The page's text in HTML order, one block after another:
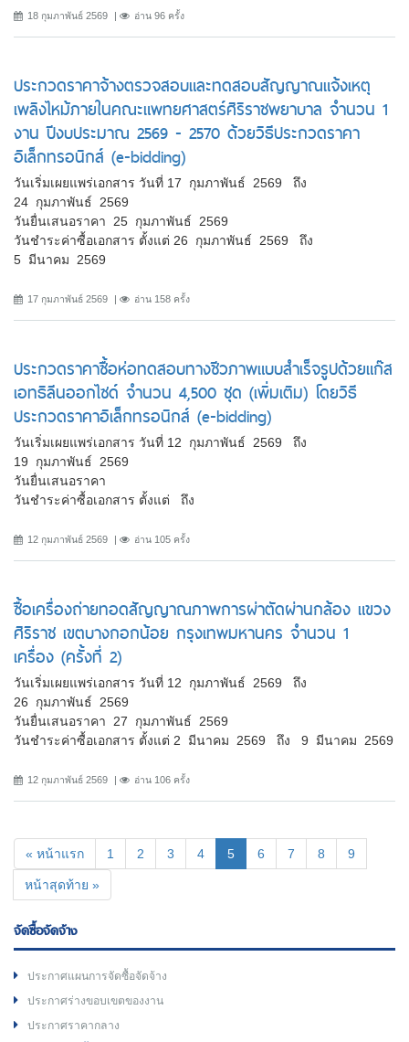
18 กุมภาพันธ์ 2569 อ่าน 96 ครั้ง
ประกวดราคาจ้างตรวจสอบและทดสอบสัญญาณแจ้งเหตุ
เพลิงไหม้ภายในคณะแพทยศาสตร์ศิริราชพยาบาล จำนวน 1
งาน ปีงบประมาณ 2569 - 2570 ด้วยวิธีประกวดราคา
อิเล็กทรอนิกส์ (e-bidding)
วันเริ่มเผยแพร่เอกสาร วันที่ 17 กุมภาพันธ์ 2569 ถึง
24 กุมภาพันธ์ 2569
วันยื่นเสนอราคา 25 กุมภาพันธ์ 2569
วันชำระค่าซื้อเอกสาร ตั้งแต่ 26 กุมภาพันธ์ 2569 ถึง
5 มีนาคม 2569
17 กุมภาพันธ์ 2569 อ่าน 158 ครั้ง
ประกวดราคาซื้อห่อทดสอบทางชีวภาพแบบสำเร็จรูปด้วยแก๊ส
เอทธิลีนออกไซด์ จำนวน 4,500 ชุด (เพิ่มเติม) โดยวิธี
ประกวดราคาอิเล็กทรอนิกส์ (e-bidding)
วันเริ่มเผยแพร่เอกสาร วันที่ 12 กุมภาพันธ์ 2569 ถึง
19 กุมภาพันธ์ 2569
วันยื่นเสนอราคา
วันชำระค่าซื้อเอกสาร ตั้งแต่ ถึง
12 กุมภาพันธ์ 2569 อ่าน 105 ครั้ง
ซื้อเครื่องถ่ายทอดสัญญาณภาพการผ่าตัดผ่านกล้อง แขวง
ศิริราช เขตบางกอกน้อย กรุงเทพมหานคร จำนวน 1
เครื่อง (ครั้งที่ 2)
วันเริ่มเผยแพร่เอกสาร วันที่ 12 กุมภาพันธ์ 2569 ถึง
26 กุมภาพันธ์ 2569
วันยื่นเสนอราคา 27 กุมภาพันธ์ 2569
วันชำระค่าซื้อเอกสาร ตั้งแต่ 2 มีนาคม 2569 ถึง 9 มีนาคม 2569
12 กุมภาพันธ์ 2569 อ่าน 106 ครั้ง
« หน้าแรก 1 2 3 4 5(current)
6 7 8 9
หน้าสุดท้าย »
จัดซื้อจัดจ้าง
ประกาศแผนการจัดซื้อจัดจ้าง
ประกาศร่างขอบเขตของงาน
ประกาศราคากลาง